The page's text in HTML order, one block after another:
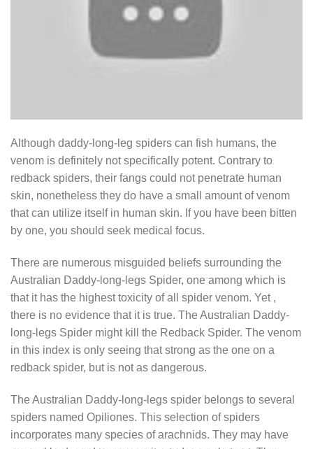
Although daddy-long-leg spiders can fish humans, the
venom is definitely not specifically potent. Contrary to
redback spiders, their fangs could not penetrate human
skin, nonetheless they do have a small amount of venom
that can utilize itself in human skin. If you have been bitten
by one, you should seek medical focus.
There are numerous misguided beliefs surrounding the
Australian Daddy-long-legs Spider, one among which is
that it has the highest toxicity of all spider venom. Yet ,
there is no evidence that it is true. The Australian Daddy-
long-legs Spider might kill the Redback Spider. The venom
in this index is only seeing that strong as the one on a
redback spider, but is not as dangerous.
The Australian Daddy-long-legs spider belongs to several
spiders named Opiliones. This selection of spiders
incorporates many species of arachnids. They may have